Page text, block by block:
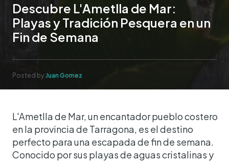
Descubre L'Ametlla de Mar:
Playas y Tradición Pesquera en un
Fin de Semana
Posted by:Juan Gomez
L'Ametlla de Mar, un encantador pueblo costero
en la provincia de Tarragona, es el destino
perfecto para una escapada de fin de semana.
Conocido por sus playas de aguas cristalinas y